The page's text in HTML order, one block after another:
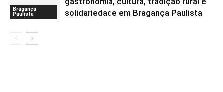
Bragança
Paulista
solidariedade em Bragança Paulista